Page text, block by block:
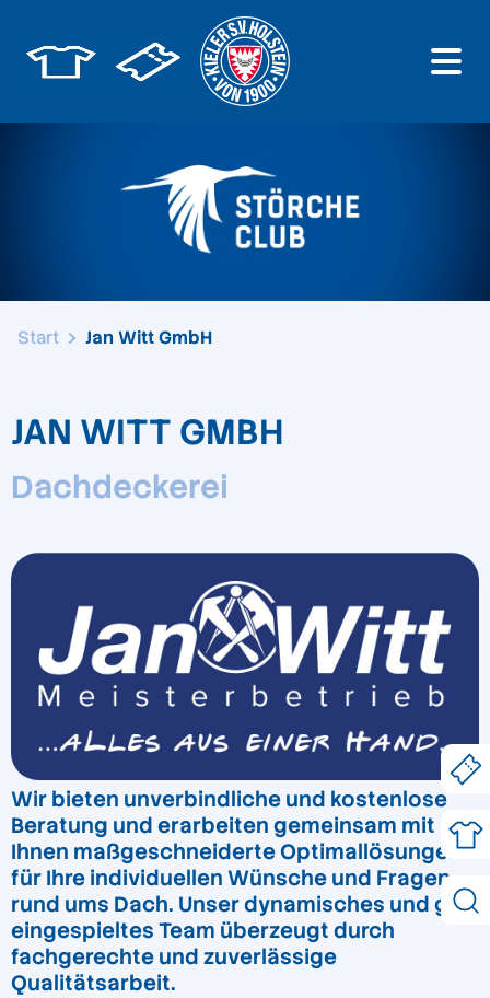
Start Jan Witt GmbH
JAN WITT GMBH
Dachdeckerei
Wir bieten unverbindliche und kostenlose
Beratung und erarbeiten gemeinsam mit
Ihnen maßgeschneiderte Optimallösungen
für Ihre individuellen Wünsche und Fragen
rund ums Dach. Unser dynamisches und gut
eingespieltes Team überzeugt durch
fachgerechte und zuverlässige
Qualitätsarbeit.